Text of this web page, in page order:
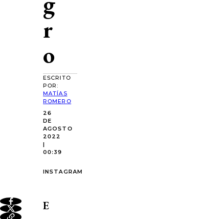
r
o
ESCRITO
POR:
MATÍAS
ROMERO
26
DE
AGOSTO
2022
|
00:39
INSTAGRAM
E